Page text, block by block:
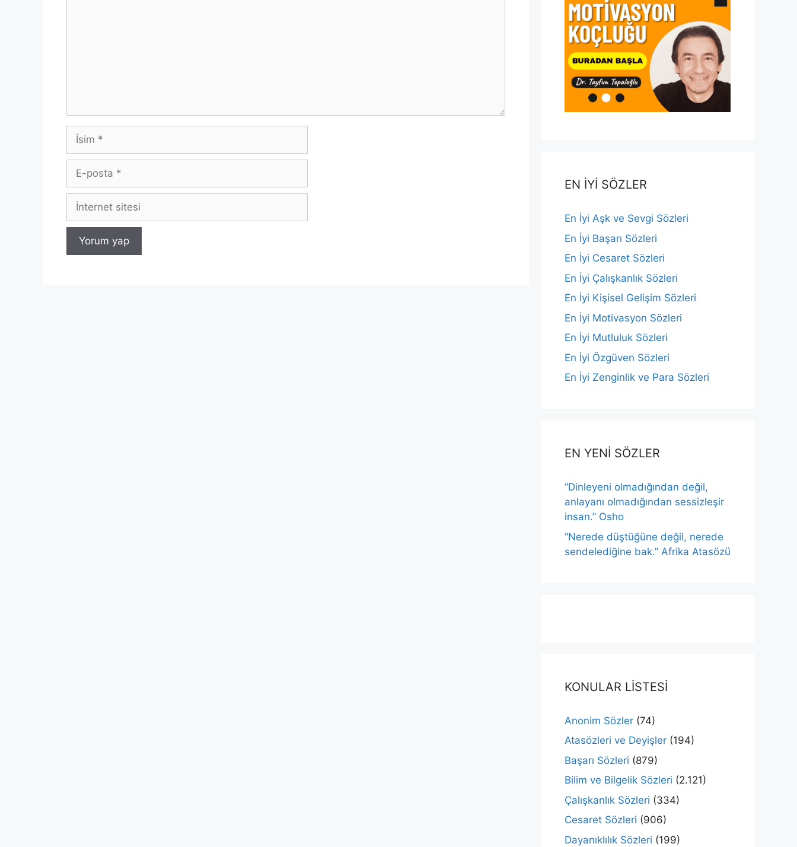
İsim
posta
İnternet
sitesi
EN İYİ SÖZLER
En İyi Aşk ve Sevgi Sözleri
En İyi Başarı Sözleri
En İyi Cesaret Sözleri
En İyi Çalışkanlık Sözleri
En İyi Kişisel Gelişim Sözleri
En İyi Motivasyon Sözleri
En İyi Mutluluk Sözleri
En İyi Özgüven Sözleri
En İyi Zenginlik ve Para Sözleri
EN YENİ SÖZLER
“Dinleyeni olmadığından değil,
anlayanı olmadığından sessizleşir
insan.” Osho
“Nerede düştüğüne değil, nerede
sendelediğine bak.” Afrika Atasözü
KONULAR LİSTESİ
Anonim Sözler (74)
Atasözleri ve Deyişler (194)
Başarı Sözleri (879)
Bilim ve Bilgelik Sözleri (2.121)
Çalışkanlık Sözleri (334)
Cesaret Sözleri (906)
Dayanıklılık Sözleri (199)